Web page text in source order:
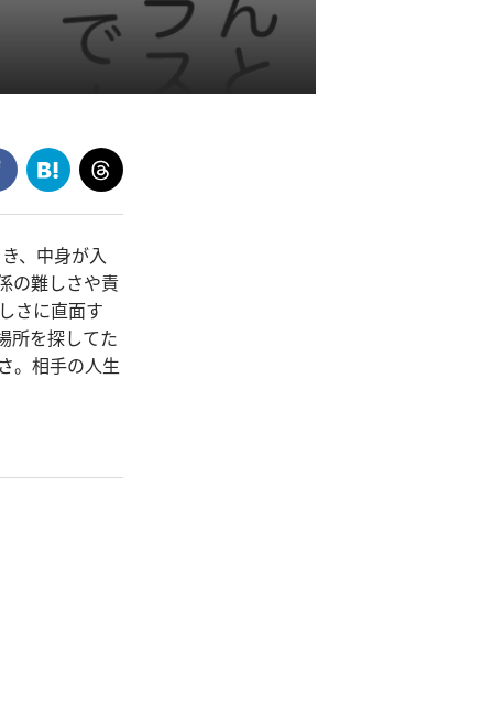
、中身が入
の難しさや責
さに直面す
所を探してた
。相手の人生